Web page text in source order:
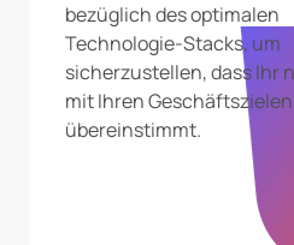
bezüglich des optimalen
Technologie-Stacks, um
sicherzustellen, dass Ihr
mit Ihren Geschäftszielen
übereinstimmt.